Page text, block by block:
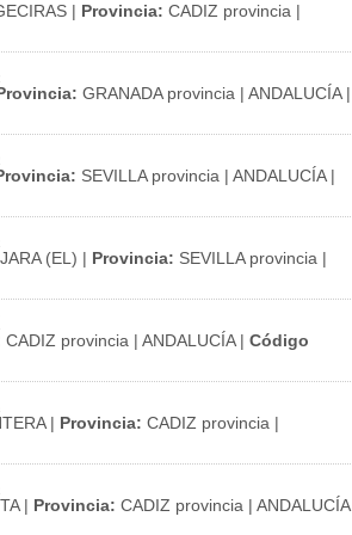
| Provincia: CADIZ provincia |
GRANADA provincia | ANDALUCÍA |
SEVILLA provincia | ANDALUCÍA |
(EL) | Provincia: SEVILLA provincia |
CADIZ provincia | ANDALUCÍA | Código
| Provincia: CADIZ provincia |
| Provincia: CADIZ provincia | ANDALUCÍA